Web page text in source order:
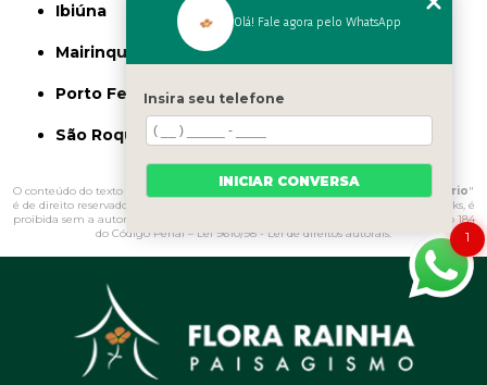
Ibiúna
Mairinque
Porto Feliz
São Roque
O conteúdo do texto " Onde Comprar Vasos Vietnamitas para Jardim Glicério"
é de direito reservado. Sua reprodução, parcial ou total, mesmo citando nossos links, é
proibida sem a autorização do autor. Crime de violação de direito autoral – artigo 184
do Código Penal – Lei 9610/98 - Lei de direitos autorais. 1
Olá! Fale agora pelo WhatsApp
Insira seu telefone
INICIAR CONVERSA